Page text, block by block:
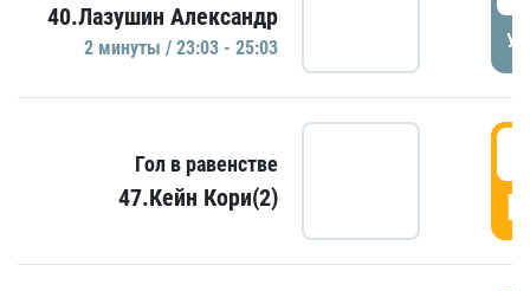
40.Лазушин Александр
2 минуты / 23:03 - 25:03
Гол в равенстве
47.Кейн Кори(2)